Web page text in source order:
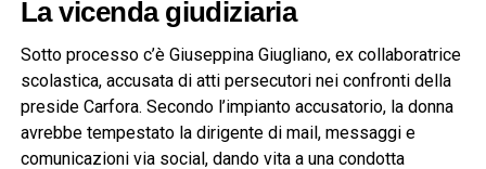
La vicenda giudiziaria
Sotto processo c’è Giuseppina Giugliano, ex collaboratrice
scolastica, accusata di atti persecutori nei confronti della
preside Carfora. Secondo l’impianto accusatorio, la donna
avrebbe tempestato la dirigente di mail, messaggi e
comunicazioni via social, dando vita a una condotta